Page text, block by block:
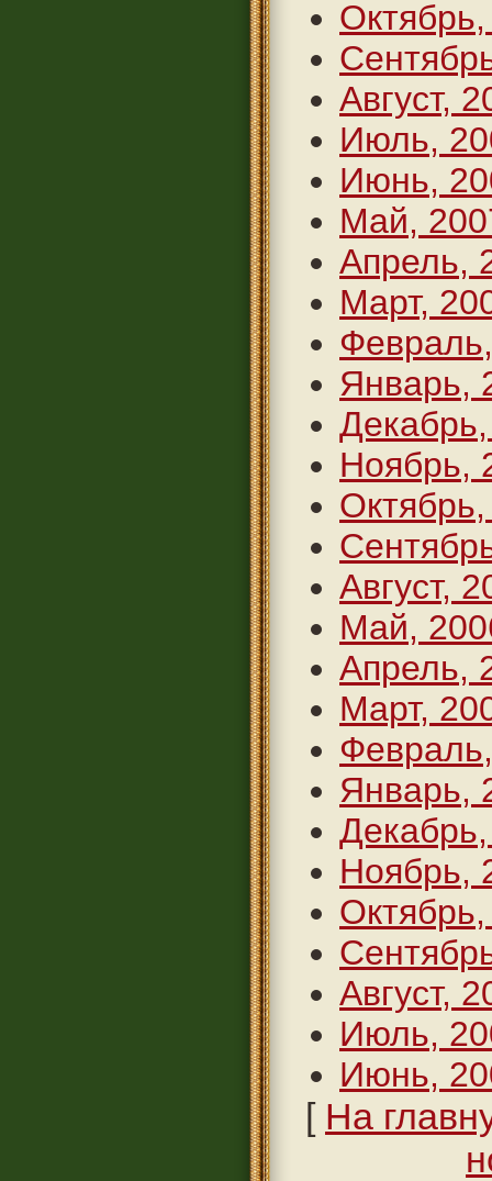
Август,
Июль,
Июнь,
Май,
Апрель,
Март,
Январь,
Ноябрь,
Август,
Май,
Апрель,
Март,
Январь,
Ноябрь,
Август,
Июль,
Июнь,
[ На